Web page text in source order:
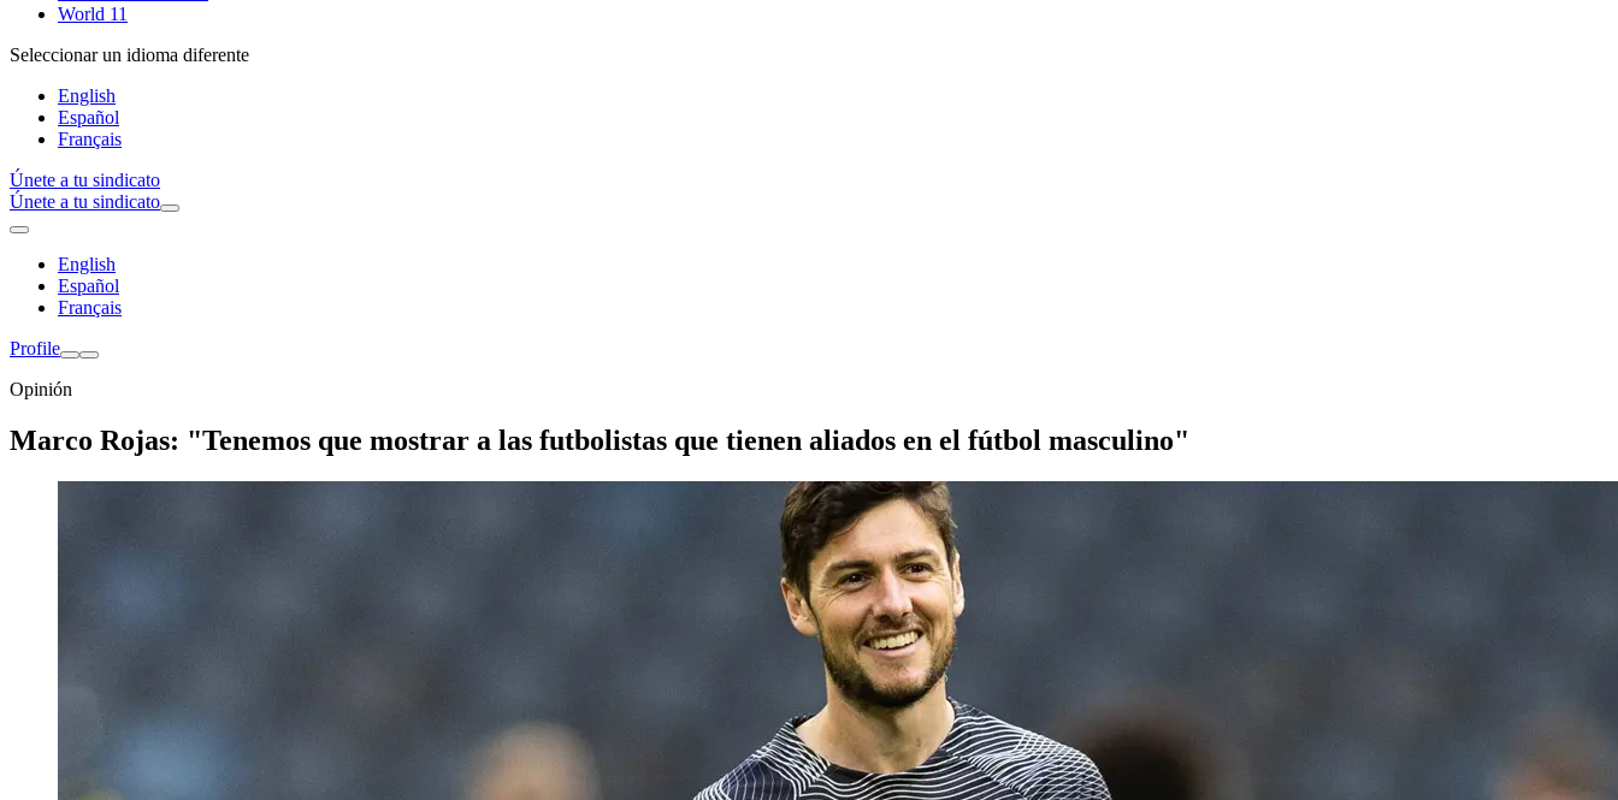
World 11
Seleccionar un idioma diferente
English
Español
Français
Únete a tu sindicato
Únete a tu sindicato
English
Español
Français
Profile
Opinión
Marco Rojas: "Tenemos que mostrar a las futbolistas que tienen aliados en el fútbol masculino"